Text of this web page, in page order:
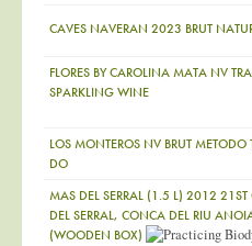
CAVES NAVERAN 2023 BRUT
FLORES BY CAROLINA MATA NV
SPARKLING WINE
LOS MONTEROS NV BRUT
DO
MAS DEL SERRAL (1.5 L) 2012 21ST
DEL SERRAL, CONCA DEL RIU
(WOODEN BOX)